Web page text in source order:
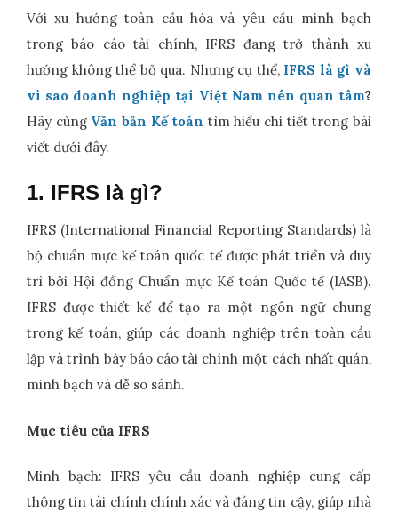
Với xu hướng toàn cầu hóa và yêu cầu minh bạch
trong báo cáo tài chính, IFRS đang trở thành xu
hướng không thể bỏ qua. Nhưng cụ thể, IFRS là gì và
vì sao doanh nghiệp tại Việt Nam nên quan tâm?
Hãy cùng Văn bản Kế toán tìm hiểu chi tiết trong bài
viết dưới đây.
1. IFRS là gì?
IFRS (International Financial Reporting Standards) là
bộ chuẩn mực kế toán quốc tế được phát triển và duy
trì bởi Hội đồng Chuẩn mực Kế toán Quốc tế (IASB).
IFRS được thiết kế để tạo ra một ngôn ngữ chung
trong kế toán, giúp các doanh nghiệp trên toàn cầu
lập và trình bày báo cáo tài chính một cách nhất quán,
minh bạch và dễ so sánh.
Mục tiêu của IFRS
Minh bạch: IFRS yêu cầu doanh nghiệp cung cấp
thông tin tài chính chính xác và đáng tin cậy, giúp nhà